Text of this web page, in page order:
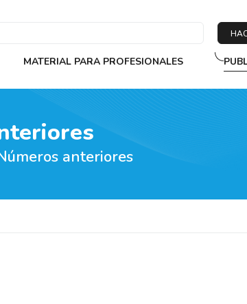
MATERIAL PARA PROFESIONALES
anteriores